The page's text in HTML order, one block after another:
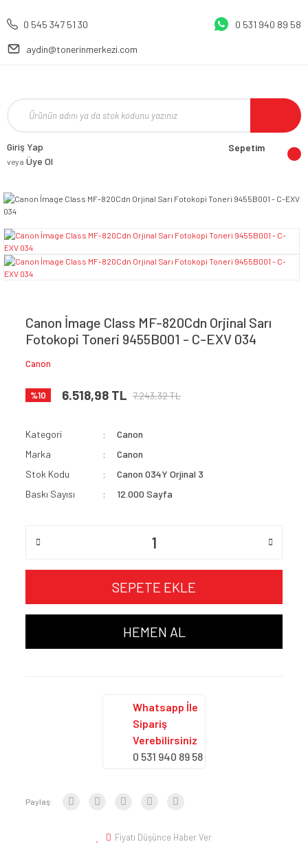
0 545 347 51 30 0 531 940 89 58
aydin@tonerinmerkezi.com
Giriş Yap
veya Üye Ol
Sepetim
Canon İmage Class MF-820Cdn Orjinal Sarı
Fotokopi Toneri 9455B001 - C-EXV 034
Canon
%10 6.518,98 TL 7.243,32 TL
Kategori
Canon
Marka
Canon
Stok Kodu
Canon 034Y Orjinal 3
Baskı Sayısı
12.000 Sayfa
SEPETE EKLE
HEMEN AL
Whatsapp İle
Sipariş
Verebilirsiniz
0 531 940 89 58
Paylaş:
Fiyatı Düşünce Haber Ver